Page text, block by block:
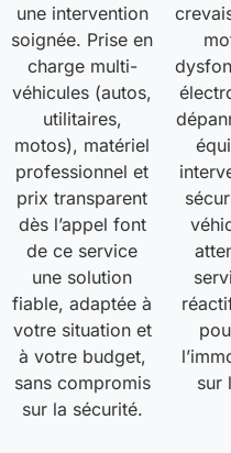
une intervention
soignée. Prise en
charge multi-
véhicules (autos,
utilitaires,
motos), matériel
professionnel et
prix transparent
dès l’appel font
de ce service
une solution
fiable, adaptée à
votre situation et
à votre budget,
sans compromis
sur la sécurité.
sur